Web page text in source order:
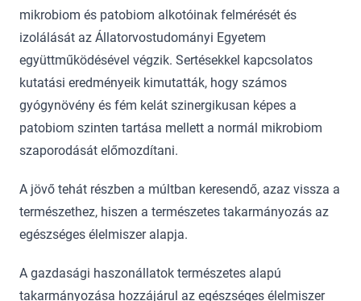
mikrobiom és patobiom alkotóinak felmérését és
izolálását az Állatorvostudományi Egyetem
együttműködésével végzik. Sertésekkel kapcsolatos
kutatási eredményeik kimutatták, hogy számos
gyógynövény és fém kelát szinergikusan képes a
patobiom szinten tartása mellett a normál mikrobiom
szaporodását előmozdítani.
A jövő tehát részben a múltban keresendő, azaz vissza a
természethez, hiszen a természetes takarmányozás az
egészséges élelmiszer alapja.
A gazdasági haszonállatok természetes alapú
takarmányozása hozzájárul az egészséges élelmiszer